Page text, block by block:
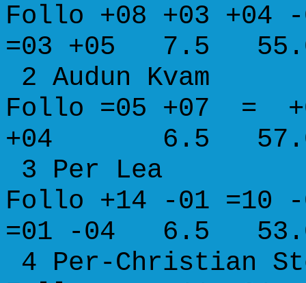
Follo +08 +03 +04
=03 +05 7.5 55.0
2 Audun
Follo =05 +07 =
+04 6.5 57.0
3 Per
Follo +14 -01 =10 -
=01 -04 6.5 53.0
4 Per-